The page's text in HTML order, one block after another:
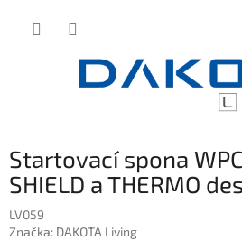
Startovací spona WPC
SHIELD a THERMO
LV059
Značka: DAKOTA Living